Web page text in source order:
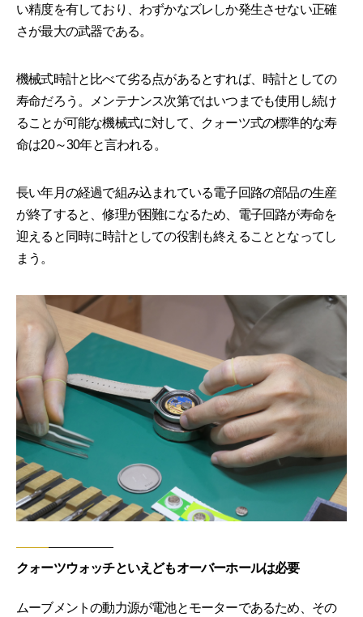
い精度を有しており、わずかなズレしか発生させない正確
さが最大の武器である。
機械式時計と比べて劣る点があるとすれば、時計としての
寿命だろう。メンテナンス次第ではいつまでも使用し続け
ることが可能な機械式に対して、クォーツ式の標準的な寿
命は20～30年と言われる。
長い年月の経過で組み込まれている電子回路の部品の生産
が終了すると、修理が困難になるため、電子回路が寿命を
迎えると同時に時計としての役割も終えることとなってし
まう。
クォーツウォッチといえどもオーバーホールは必要
ムーブメントの動力源が電池とモーターであるため、その